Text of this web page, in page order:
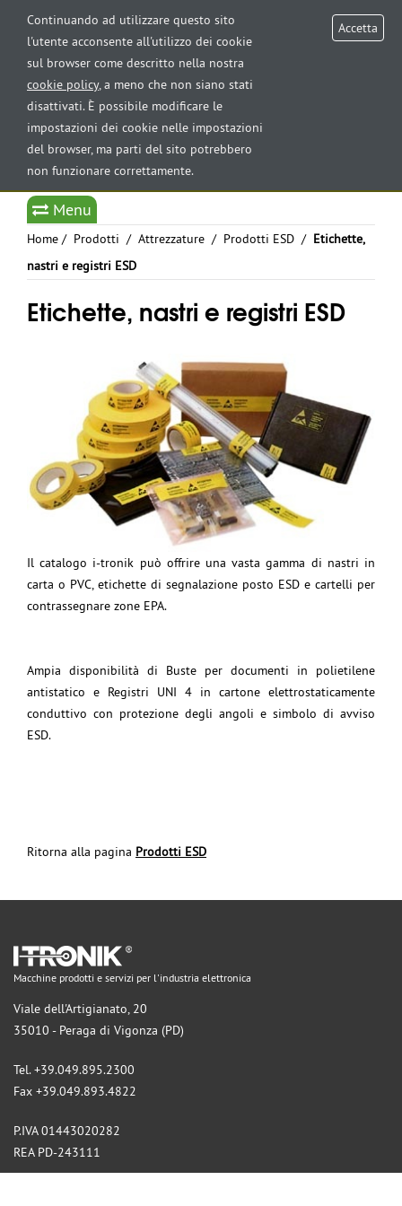
Menu
Home / Prodotti / Attrezzature / Prodotti ESD / Etichette,
nastri e registri ESD
Etichette, nastri e registri ESD
Il catalogo i-tronik può offrire una vasta gamma di nastri in
carta o PVC, etichette di segnalazione posto ESD e cartelli per
contrassegnare zone EPA.
Ampia disponibilità di Buste per documenti in polietilene
antistatico e Registri UNI 4 in cartone elettrostaticamente
conduttivo con protezione degli angoli e simbolo di avviso
ESD.
Ritorna alla pagina Prodotti ESD
Macchine prodotti e servizi per l'industria elettronica
Viale dell'Artigianato, 20
35010 - Peraga di Vigonza (PD)
Tel. +39.049.895.2300
Fax +39.049.893.4822
P.IVA 01443020282
REA PD-243111
Continuando ad utilizzare questo sito
l'utente acconsente all'utilizzo dei cookie
sul browser come descritto nella nostra
cookie policy, a meno che non siano stati
disattivati. È possibile modificare le
impostazioni dei cookie nelle impostazioni
del browser, ma parti del sito potrebbero
non funzionare correttamente.
Accetta